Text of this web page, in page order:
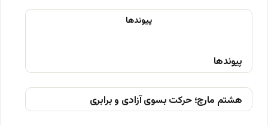
پیوندها
هشتم مارچ؛ حرکت بسوی آزادی و برابری